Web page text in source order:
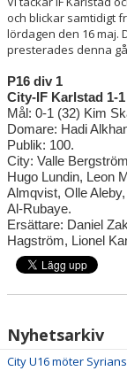
och blickar samtidigt
lördagen den 16 maj.
presterades denna
P16 div 1
City-IF Karlstad 1-1
Mål: 0-1 (32) Kim
Domare: Hadi
Publik: 100.
City: Valle
Hugo Lundin, Leon
Almqvist, Olle
Al-Rubaye.
Ersättare: Daniel
Hagström, Lionel
Nyhetsarkiv
City U16 möter